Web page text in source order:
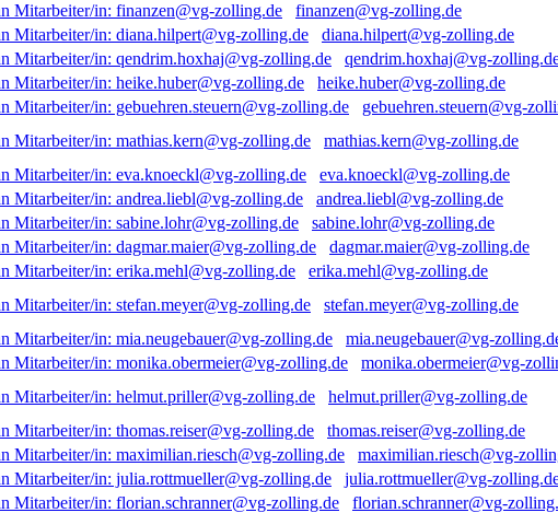
finanzen@vg-zolling.de
diana.hilpert@vg-zolling.de
qendrim.hoxhaj@vg-
heike.huber@vg-zolling.de
gebuehren.steuern@vg-
mathias.kern@vg-zolling.de
eva.knoeckl@vg-zolling.de
andrea.liebl@vg-zolling.de
sabine.lohr@vg-zolling.de
dagmar.maier@vg-zolling.de
erika.mehl@vg-zolling.de
stefan.meyer@vg-zolling.de
mia.neugebauer@vg-
monika.obermeier@vg-
helmut.priller@vg-zolling.de
thomas.reiser@vg-zolling.de
maximilian.riesch@vg-
julia.rottmueller@vg-
florian.schranner@vg-